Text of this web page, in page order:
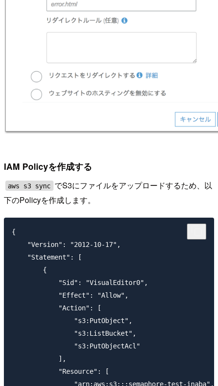
IAM Policyを作成する
aws s3 sync でS3にファイルをアップロードするため、以
下のPolicyを作成します。
{
    "Version": "2012-10-17",
    "Statement": [
        {
            "Sid": "VisualEditor0",
            "Effect": "Allow",
            "Action": [
                "s3:PutObject",
                "s3:ListBucket",
                "s3:PutObjectAcl"
            ],
            "Resource": [
                "arn:aws:s3:::semaphore-test-inaba",